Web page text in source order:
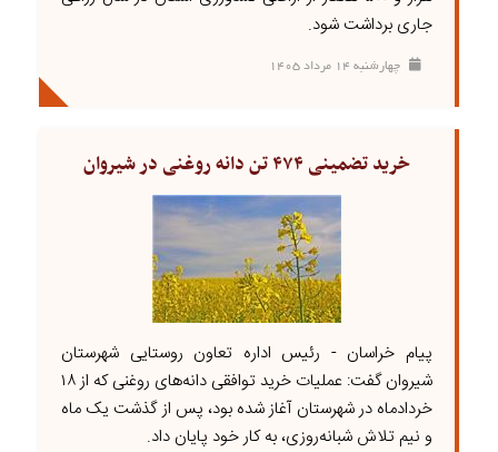
جاری برداشت شود.
چهارشنبه ۱۴ مرداد ۱۴۰۵
خرید تضمینی ۴۷۴ تن دانه روغنی در شیروان
پیام خراسان - رئیس اداره تعاون روستایی شهرستان
شیروان گفت: عملیات خرید توافقی دانه‌های روغنی که از ۱۸
خردادماه در شهرستان آغاز شده بود، پس از گذشت یک ماه
و نیم تلاش شبانه‌روزی، به کار خود پایان داد.